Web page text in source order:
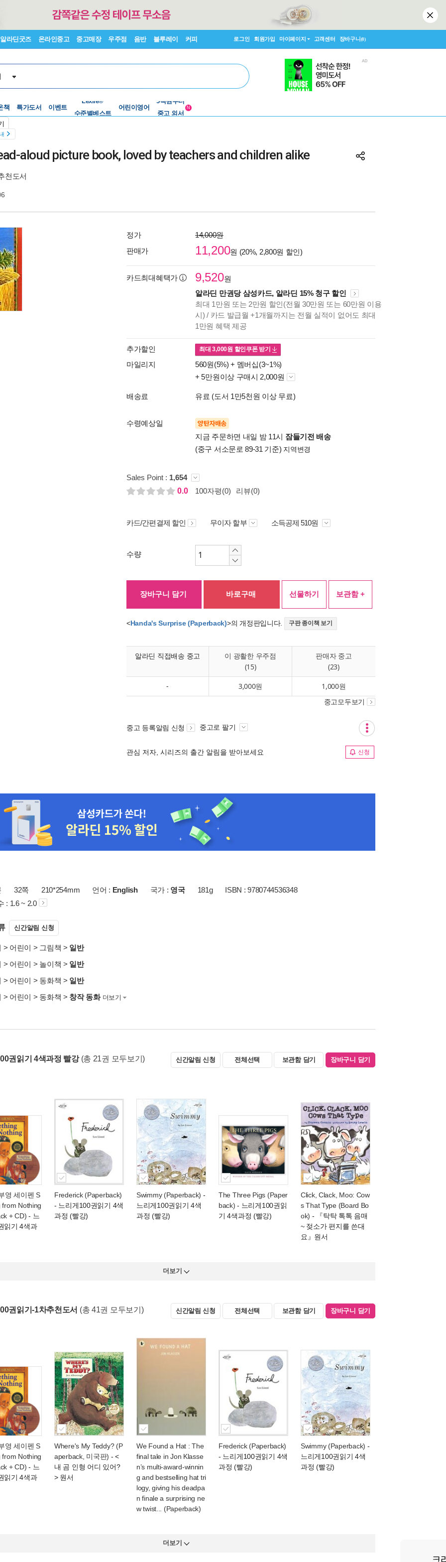
알라딘굿즈 온라인중고 중고매장 우주점 음반 블루레이 커피 로그인 회원가입 마이페이지 고객센터 장바구니(0)
책 특가도서 이벤트 어린이영어 N
aloud picture book, loved by teachers and children alike
천도서
정가
14,000원
판매가
11,200원 (20%, 2,800원 할인)
카드최대혜택가 9,520원
알라딘 만권당 삼성카드, 알라딘 15% 청구 할인
최대 1만원 또는 2만원 할인(전월 30만원 또는 60만원 이용
시) / 카드 발급월 +1개월까지는 전월 실적이 없어도 최대
1만원 혜택 제공
추가할인 최대3,000원 할인쿠폰 받기
마일리지 560원(5%) + 멤버십(3~1%)
+ 5만원이상 구매시 2,000원
배송료 유료 (도서 1만5천원 이상 무료)
수령예상일 양탄자배송
지금 주문하면 내일 밤 11시 잠들기전 배송
(중구 서소문로 89-31 기준) 지역변경
Sales Point : 1,654
0.0
100자평(0) 리뷰(0)
카드/간편결제 할인 무이자 할부 소득공제 510원
수량
장바구니 담기 바로구매 선물하기 보관함 +
<Handa's Surprise (Paperback)>의 개정판입니다. 구판 종이책 보기
알라딘 직접배송 중고
이 광활한 우주점
(15)
판매자 중고
(23)
- 3,000원 1,000원
중고모두보기
중고 등록알림 신청 중고로 팔기
관심 저자, 시리즈의 출간 알림을 받아보세요 신청
32쪽 210*254mm 언어 : English 국가 : 영국 181g
ISBN : 9780744536348
: 1.6 ~ 2.0
신간알림 신청
> 어린이 > 그림책 > 일반
> 어린이 > 놀이책 > 일반
> 어린이 > 동화책 > 일반
> 어린이 > 동화책 > 창작 동화 더보기
권읽기 4색과정 빨강 (총 21권 모두보기) 신간알림 신청 전체선택 보관함 담기 장바구니 담기
영 세이펜 S
from Nothing
+ CD) - 느
읽기 4색과
Frederick (Paperback)
- 느리게100권읽기 4색
과정 (빨강)
Swimmy (Paperback) -
느리게100권읽기 4색
과정 (빨강)
The Three Pigs (Paper
back) - 느리게100권읽
기 4색과정 (빨강)
Click, Clack, Moo: Cow
s That Type (Board Bo
ok) - 『탁탁 톡톡 음매
~ 젖소가 편지를 쓴대
요』원서
더보기
권읽기-1차추천도서 (총 41권 모두보기) 신간알림 신청 전체선택 보관함 담기 장바구니 담기
영 세이펜 S
from Nothing
+ CD) - 느
읽기 4색과
Where's My Teddy? (P
aperback, 미국판) - <
내 곰 인형 어디 있어?
> 원서
We Found a Hat : The
final tale in Jon Klasse
n’s multi-award-winnin
g and bestselling hat tri
logy, giving his deadpa
n finale a surprising ne
w twist... (Paperback)
Frederick (Paperback)
- 느리게100권읽기 4색
과정 (빨강)
Swimmy (Paperback) -
느리게100권읽기 4색
과정 (빨강)
더보기